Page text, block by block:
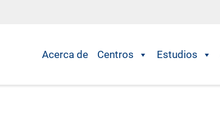
Acerca de Centros Estudios